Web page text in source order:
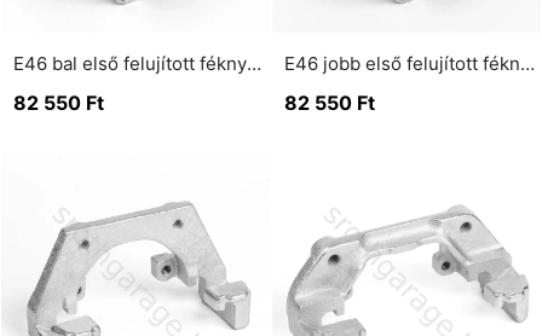
E46 bal első felujított féknyereg
82 550 Ft
E46 jobb első felujított féknyereg
82 550 Ft